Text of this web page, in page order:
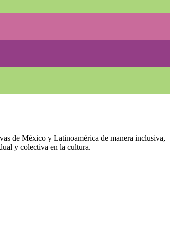
de México y Latinoamérica de manera inclusiva,
y colectiva en la cultura.